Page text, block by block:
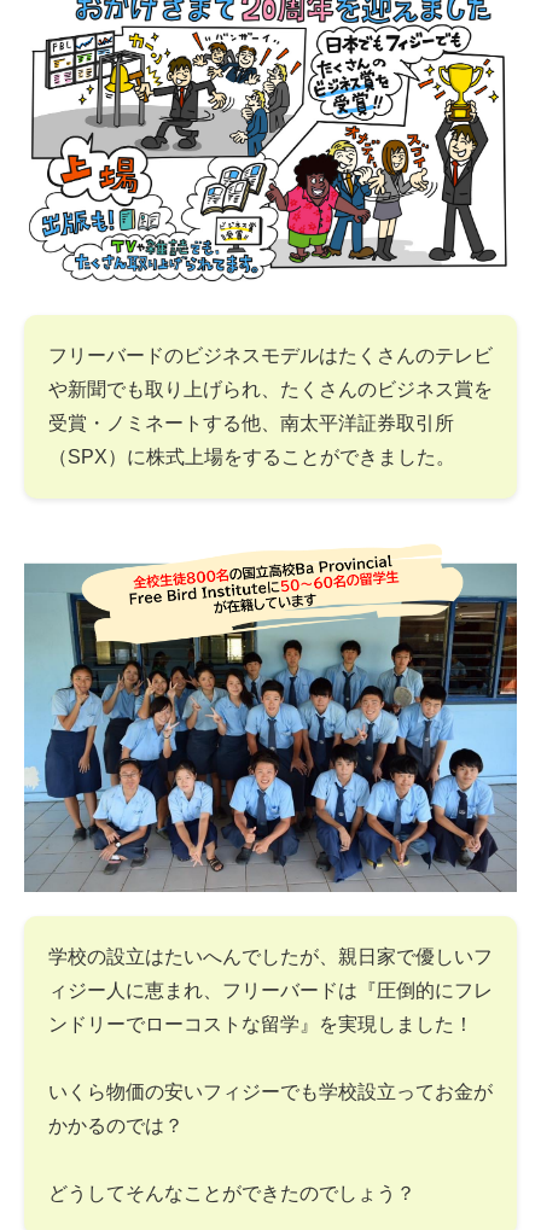
フリーバードのビジネスモデルはたくさんのテレビ
や新聞でも取り上げられ、たくさんのビジネス賞を
受賞・ノミネートする他、南太平洋証券取引所
（SPX）に株式上場をすることができました。
学校の設立はたいへんでしたが、親日家で優しいフ
ィジー人に恵まれ、フリーバードは『圧倒的にフレ
ンドリーでローコストな留学』を実現しました！
いくら物価の安いフィジーでも学校設立ってお金が
かかるのでは？
どうしてそんなことができたのでしょう？